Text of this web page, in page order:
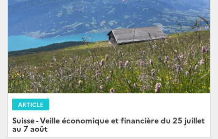
ARTICLE
Suisse - Veille économique et financière du 25 juillet
au 7 août